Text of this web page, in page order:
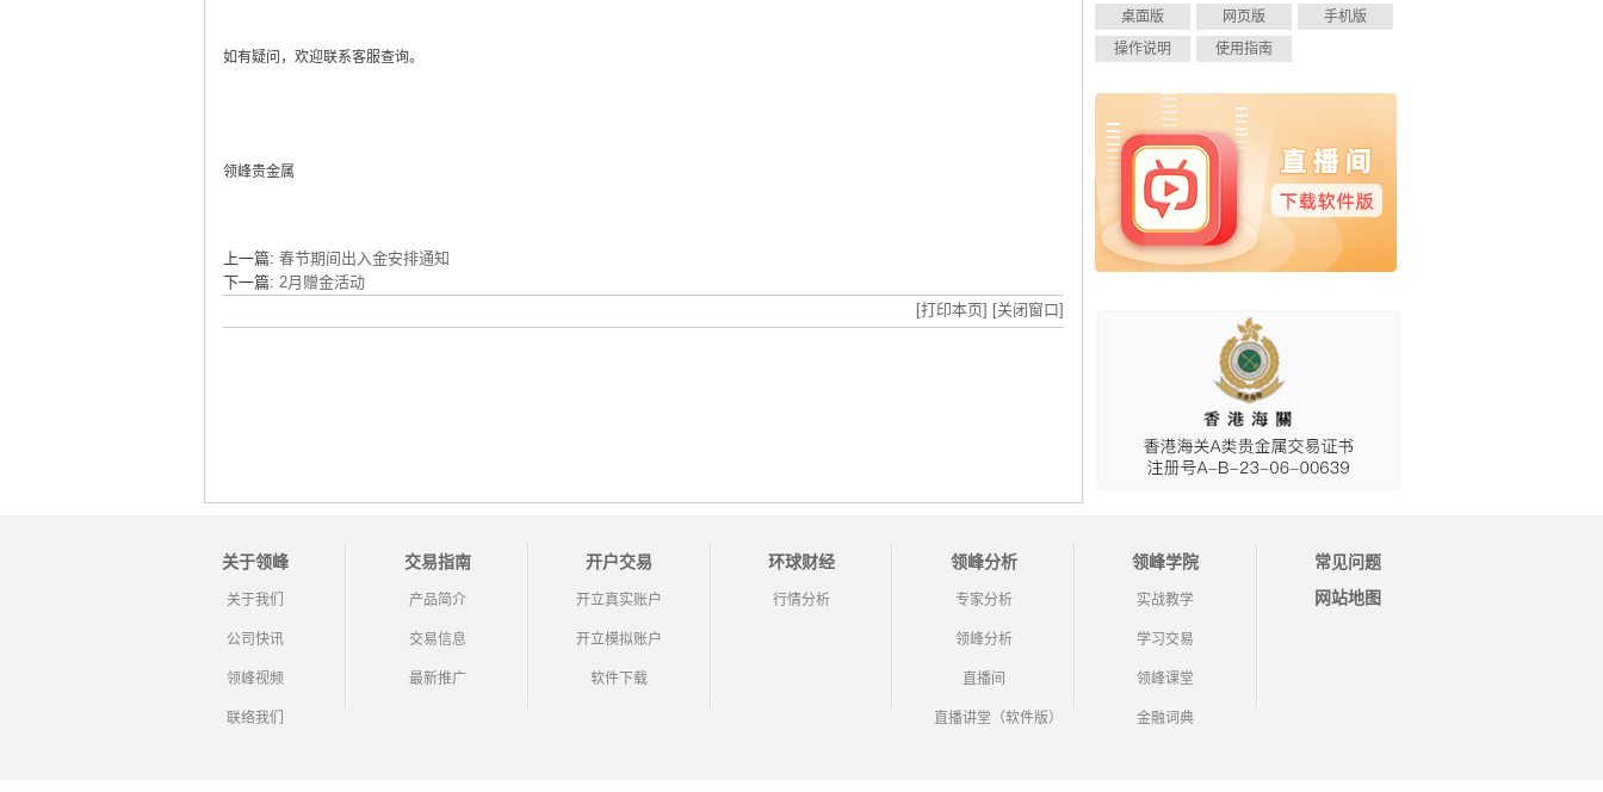
如有疑问，欢迎联系客服查询。
领峰贵金属
上一篇: 春节期间出入金安排通知
下一篇: 2月赠金活动
[打印本页] [关闭窗口]
桌面版 网页版
手机版
操作说明
使用指南
关于领峰
关于我们
公司快讯
领峰视频
联络我们
交易指南
产品简介
交易信息
最新推广
开户交易
开立真实账户
开立模拟账户
软件下载
环球财经
行情分析
领峰分析
专家分析
领峰分析
直播间
直播讲堂（软件版）
领峰学院
实战教学
学习交易
领峰课堂
金融词典
常见问题
网站地图